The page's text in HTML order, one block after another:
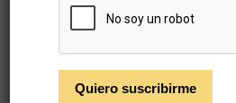
3 de noviembre de 2021 / enCG
Leer más